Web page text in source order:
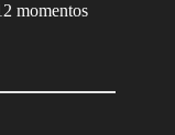
momentos